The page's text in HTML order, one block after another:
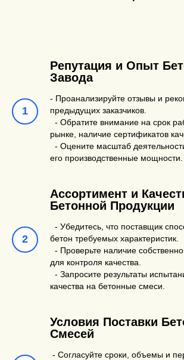
Репутация и Опыт
Завода
- Проанализируйте отзывы и
предыдущих заказчиков.
- Обратите внимание на срок
рынке, наличие сертификатов
- Оцените масштаб
его производственные мощности.
Ассортимент и
Бетонной Продукции
- Убедитесь, что поставщик
бетон требуемых характеристик.
- Проверьте наличие
для контроля качества.
- Запросите результаты
качества на бетонные смеси.
Условия Поставки
Смесей
- Согласуйте сроки, объемы и